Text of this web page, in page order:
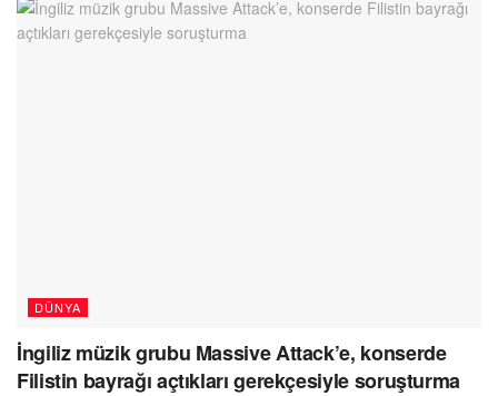
DÜNYA
İngiliz müzik grubu Massive Attack’e, konserde
Filistin bayrağı açtıkları gerekçesiyle soruşturma